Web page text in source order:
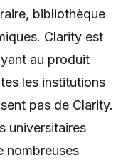
bibliothèque
Clarity est
au produit
les institutions
pas de Clarity.
universitaires
nombreuses